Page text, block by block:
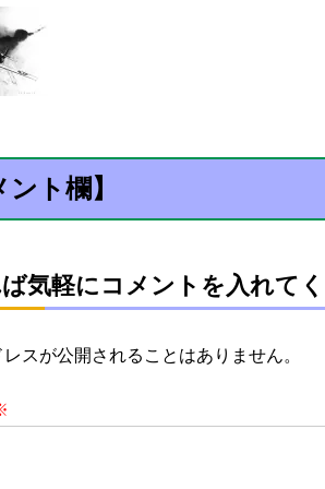
ント欄】
気軽にコメントを入れて
レスが公開されることはありません。